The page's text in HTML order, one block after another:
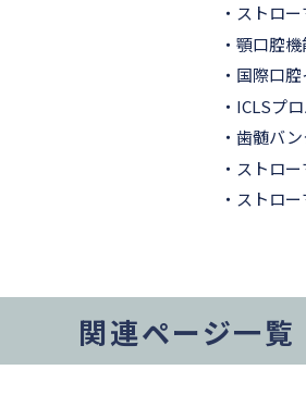
ストロ
顎口腔
国際口
ICLSプ
歯髄バ
ストロ
ストロ
関連ページ一覧